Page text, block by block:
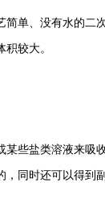
简单、没有水的二
较大。
某些盐类溶液来吸
，同时还可以得到